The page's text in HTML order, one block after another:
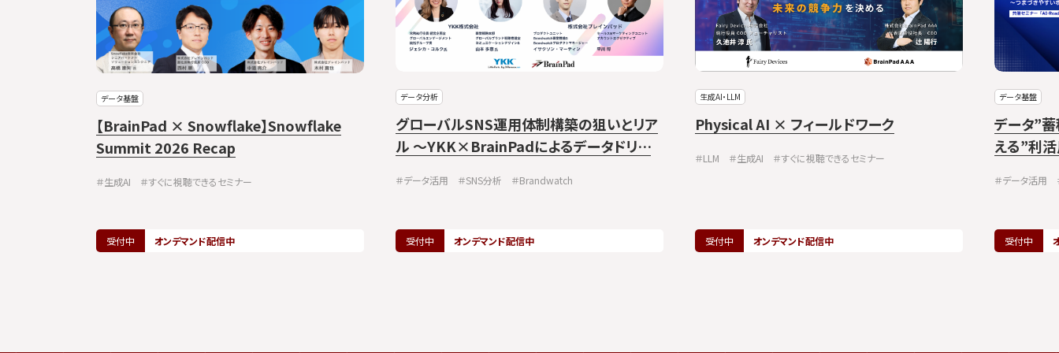
データ基盤
【BrainPad × Snowflake】Snowflake
Summit 2026 Recap
＃生成AI ＃すぐに視聴できるセミナー
受付中 オンデマンド配信中
データ分析
グローバルSNS運用体制構築の狙いとリア
ル ～YKK×BrainPadによるデータドリブ
＃データ活用 ＃SNS分析 ＃Brandwatch
受付中 オンデマンド配信中
生成AI・LLM
Physical AI × フィールドワーク
＃LLM ＃生成AI ＃すぐに視聴できるセミナー
受付中 オンデマンド配信中
データ基盤
データ”
える”利
＃データ活用
受付中